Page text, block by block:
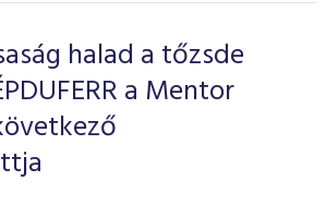
halad a tőzsde
a Mentor